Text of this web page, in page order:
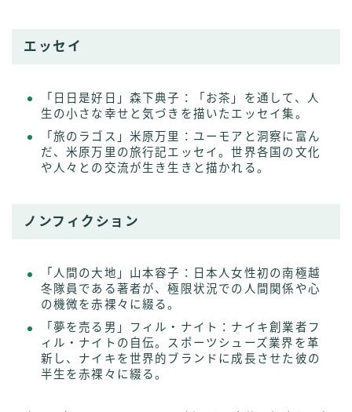
エッセイ
「日日是好日」森下典子：「お茶」を通して、人
生の小さな幸せと気づきを描いたエッセイ集。
「旅のラゴス」米原万里：ユーモアと洞察に富ん
だ、米原万里の旅行記エッセイ。世界各国の文化
や人々との交流が生き生きと描かれる。
ノンフィクション
「人間の大地」山本容子：日本人女性初の南極越
冬隊員である著者が、極限状況での人間関係や心
の機微を赤裸々に綴る。
「夢を売る男」フィル・ナイト：ナイキ創業者フ
ィル・ナイトの自伝。スポーツシューズ業界を革
新し、ナイキを世界的ブランドに成長させた彼の
半生を赤裸々に綴る。